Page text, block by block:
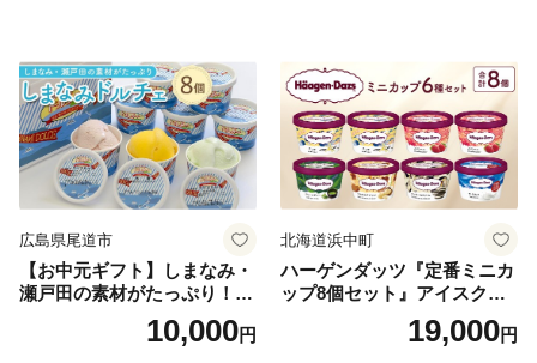
広島県尾道市
【お中元ギフト】しまなみ・
瀬戸田の素材がたっぷり！ジ
10,000円
北海道浜中町
ハーゲンダッツ『定番ミニカ
ップ8個セット』アイスクリ
ーム アイス スイーツ デザー
19,000円